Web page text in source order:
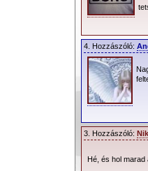
4. Hozzászóló:
3. Hozzászóló:
Hé, és hol marad